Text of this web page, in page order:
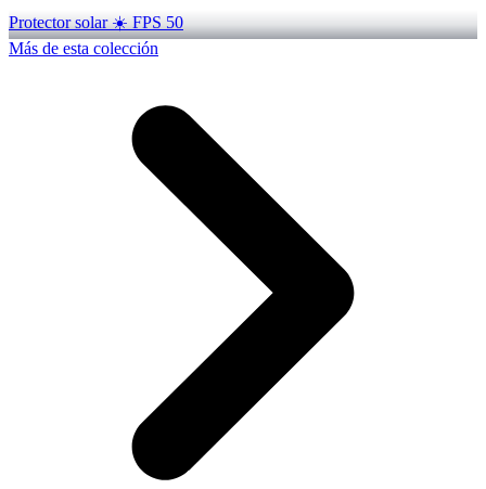
Protector solar ☀️ FPS 50
Más de esta colección